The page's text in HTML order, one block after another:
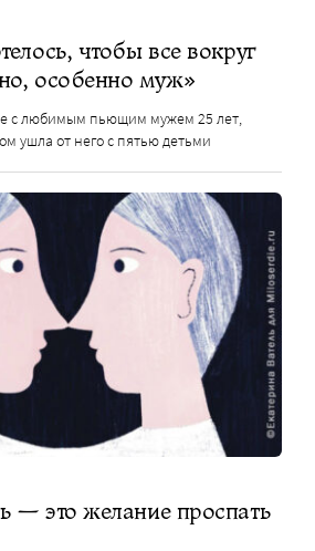
чтобы все вокруг
особенно муж»
с любимым пьющим мужем 25 лет,
ушла от него с пятью детьми
— это желание проспать